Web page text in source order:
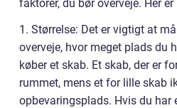
faktorer, du bør overveje. Her
1. Størrelse: Det er vigtigt at
overveje, hvor meget plads du
køber et skab. Et skab, der er
rummet, mens et for lille skab
opbevaringsplads. Hvis du har